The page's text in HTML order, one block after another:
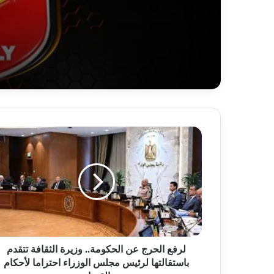
ل
ع
ا
ل
ح
ر
ج
لرفع الحرج عن الحكومة.. وزيرة الثقافة تتقدم
باستقالتها لرئيس مجلس الوزراء احتراما لأحكام